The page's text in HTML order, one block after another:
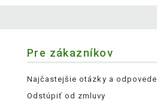
Pre zákazníkov
Najčastejšie otázky a odpovede
Odstúpiť od zmluvy